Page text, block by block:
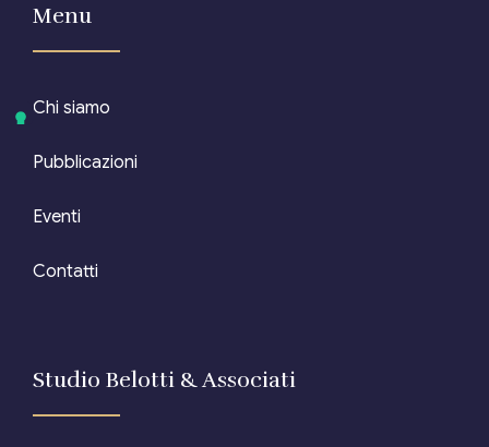
Menu
Chi siamo
Pubblicazioni
Eventi
Contatti
Studio Belotti & Associati